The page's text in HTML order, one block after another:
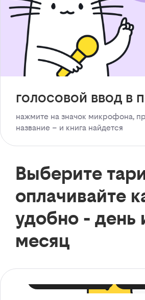
голосовой ввод в
нажмите на значок микрофона,
название – и книга найдется
Выберите
оплачивайте
удобно - день
месяц